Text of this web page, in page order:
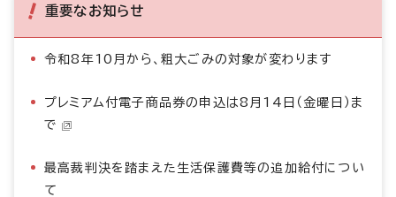
重要なお知らせ
令和8年10月から、粗大ごみの対象が変わります
プレミアム付電子商品券の申込は8月14日（金曜日）ま
で
最高裁判決を踏まえた生活保護費等の追加給付につい
て